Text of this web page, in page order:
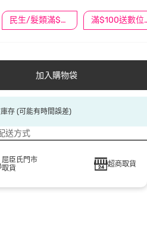
民生/髮類滿$388送舒潔冰巾 滿
加入購物袋
存 (可能有時間誤差)
送方式
屈臣氏門市
取貨
超商取貨